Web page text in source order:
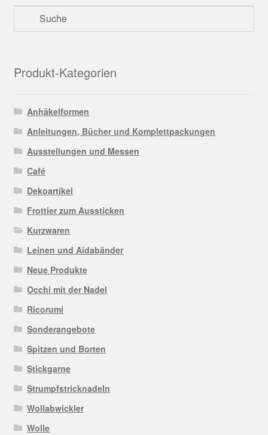
Produkt-Kategorien
Anhäkelformen
Anleitungen, Bücher und Komplettpackungen
Ausstellungen und Messen
Café
Dekoartikel
Frottier zum Aussticken
Kurzwaren
Leinen und Aidabänder
Neue Produkte
Occhi mit der Nadel
Ricorumi
Sonderangebote
Spitzen und Borten
Stickgarne
Strumpfstricknadeln
Wollabwickler
Wolle